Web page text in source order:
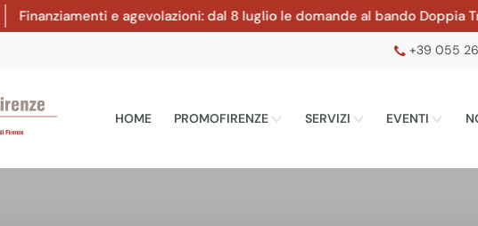
Finanziamenti e agevolazioni: dal 8 luglio le domande al bando Doppia
+39 055
HOME PROMOFIRENZE SERVIZI EVENTI